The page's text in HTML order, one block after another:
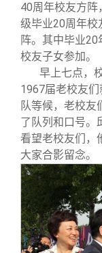
40周年校友方
级毕业20周年校
阵。其中毕业
校友子女参加。
早上七点，
1967届老校友
队等候，老校友
了队列和口号。
看望老校友们，
大家合影留念。